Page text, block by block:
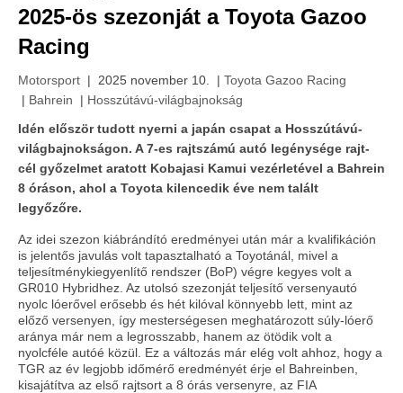
2025-ös szezonját a Toyota Gazoo
Racing
Motorsport | 2025 november 10. | Toyota Gazoo Racing
| Bahrein | Hosszútávú-világbajnokság
Idén először tudott nyerni a japán csapat a Hosszútávú-
világbajnokságon. A 7-es rajtszámú autó legénysége rajt-
cél győzelmet aratott Kobajasi Kamui vezérletével a Bahrein
8 óráson, ahol a Toyota kilencedik éve nem talált
legyőzőre.
Az idei szezon kiábrándító eredményei után már a kvalifikáción
is jelentős javulás volt tapasztalható a Toyotánál, mivel a
teljesítménykiegyenlítő rendszer (BoP) végre kegyes volt a
GR010 Hybridhez. Az utolsó szezonját teljesítő versenyautó
nyolc lóerővel erősebb és hét kilóval könnyebb lett, mint az
előző versenyen, így mesterségesen meghatározott súly-lóerő
aránya már nem a legrosszabb, hanem az ötödik volt a
nyolcféle autóé közül. Ez a változás már elég volt ahhoz, hogy a
TGR az év legjobb időmérő eredményét érje el Bahreinben,
kisajátítva az első rajtsort a 8 órás versenyre, az FIA